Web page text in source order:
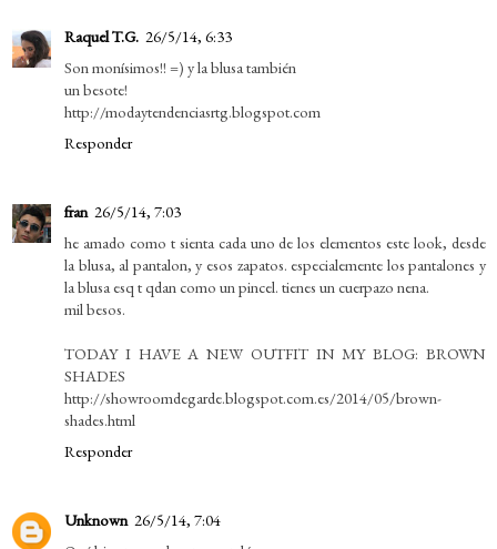
Raquel T.G. 26/5/14, 6:33
Son monísimos!! =) y la blusa también
un besote!
http://modaytendenciasrtg.blogspot.com
Responder
fran 26/5/14, 7:03
he amado como t sienta cada uno de los elementos este look, desde
la blusa, al pantalon, y esos zapatos. especialemente los pantalones y
la blusa esq t qdan como un pincel. tienes un cuerpazo nena.
mil besos.
TODAY I HAVE A NEW OUTFIT IN MY BLOG: BROWN
SHADES
http://showroomdegarde.blogspot.com.es/2014/05/brown-
shades.html
Responder
Unknown 26/5/14, 7:04